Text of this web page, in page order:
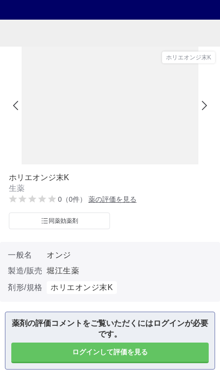
ホリエオンジ末K
ホリエオンジ末K
生薬
0（0件） 薬の評価を見る
同薬効薬剤
一般名
オンジ
製造/販売 堀江生薬
剤形/規格
ホリエオンジ末K
薬剤の評価コメントをご覧いただくにはログインが必要
です。
ログインして評価を見る